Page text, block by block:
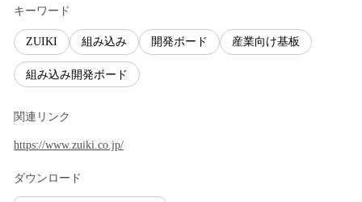
キーワード
ZUIKI 組み込み 開発ボード 産業向け基板
組み込み開発ボード
関連リンク
https://www.zuiki.co.jp/
ダウンロード